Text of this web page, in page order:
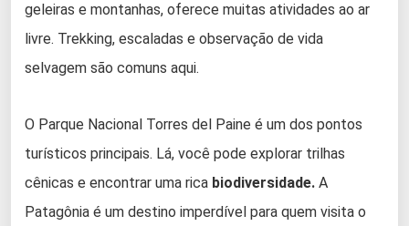
geleiras e montanhas, oferece muitas atividades ao ar
livre. Trekking, escaladas e observação de vida
selvagem são comuns aqui.
O Parque Nacional Torres del Paine é um dos pontos
turísticos principais. Lá, você pode explorar trilhas
cênicas e encontrar uma rica biodiversidade. A
Patagônia é um destino imperdível para quem visita o